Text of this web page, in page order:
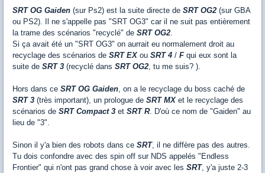
SRT OG Gaiden (sur Ps2) est la suite directe de SRT OG2 (sur GBA
ou PS2). Il ne s'appelle pas "SRT OG3" car il ne suit pas entièrement
la trame des scénarios "recyclé" de SRT OG2
Si ça avait été un "SRT OG3" on aurrait eu normalement droit au
recyclage des scénarios de SRT EX ou SRT 4 / Fqui eux sont la
suite de SRT 3 (recyclé dans SRT OG2 , tu me suis? ).
Hors dans ce SRT OG Gaiden , on a le recyclage du boss caché de
SRT 3 (très important), un prologue de SRT MX et le recyclage des
scénarios de SRT Compact 3 et SRT R. D'où ce nom de "Gaiden" au
lieu de "3".
Sinon il y'a bien des robots dans ce SRT, il ne diffère pas des autres.
Tu dois confondre avec des spin off sur NDS appelés "Endless
Frontier" qui n'ont pas grand chose à voir avec les SRT, y'a juste 2-3